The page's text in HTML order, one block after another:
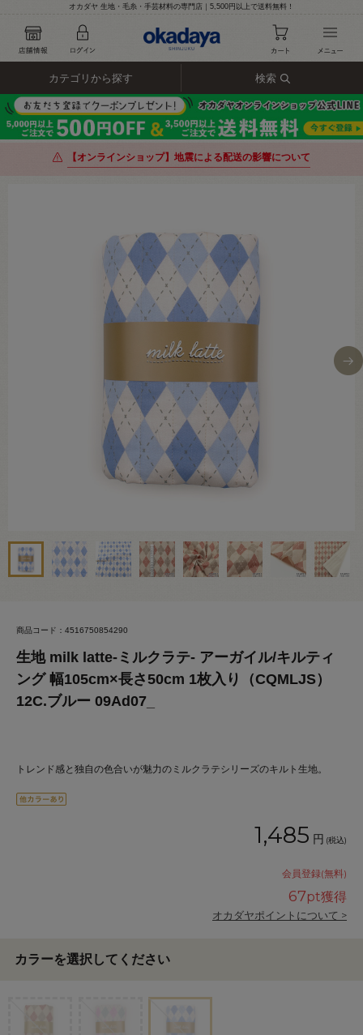
オカダヤ 生地・毛糸・手芸材料の専門店｜5,500円以上で送料無料！
カテゴリから探す 検索
【オンラインショップ】地震による配送の影響について
商品コード：4516750854290
生地 milk latte-ミルクラテ- アーガイル/キルティ
ング 幅105cm×長さ50cm 1枚入り（CQMLJS）
12C.ブルー 09Ad07_
トレンド感と独自の色合いが魅力のミルクラテシリーズのキルト生地。
1,485 円 (税込)
会員登録(無料)
67pt獲得
オカダヤポイントについて >
カラーを選択してください